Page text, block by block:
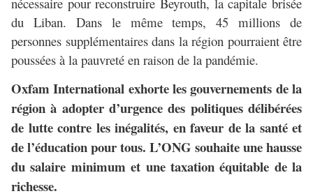
du Liban. Dans le même temps, 45 millions de
personnes supplémentaires dans la région pourraient être
poussées à la pauvreté en raison de la pandémie.
Oxfam International exhorte les gouvernements de la
région à adopter d’urgence des politiques délibérées
de lutte contre les inégalités, en faveur de la santé et
de l’éducation pour tous. L’ONG souhaite une hausse
du salaire minimum et une taxation équitable de la
richesse.